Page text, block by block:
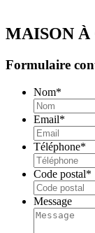
MAISON À
Formulaire
Nom*
Email*
Téléphone*
Code postal*
Message